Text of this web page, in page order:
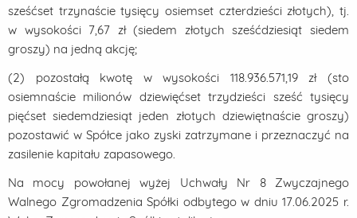
sześćset trzynaście tysięcy osiemset czterdzieści złotych), tj.
w wysokości 7,67 zł (siedem złotych sześćdziesiąt siedem
groszy) na jedną akcję;
(2) pozostałą kwotę w wysokości 118.936.571,19 zł (sto
osiemnaście milionów dziewięćset trzydzieści sześć tysięcy
pięćset siedemdziesiąt jeden złotych dziewiętnaście groszy)
pozostawić w Spółce jako zyski zatrzymane i przeznaczyć na
zasilenie kapitału zapasowego.
Na mocy powołanej wyżej Uchwały Nr 8 Zwyczajnego
Walnego Zgromadzenia Spółki odbytego w dniu 17.06.2025 r.